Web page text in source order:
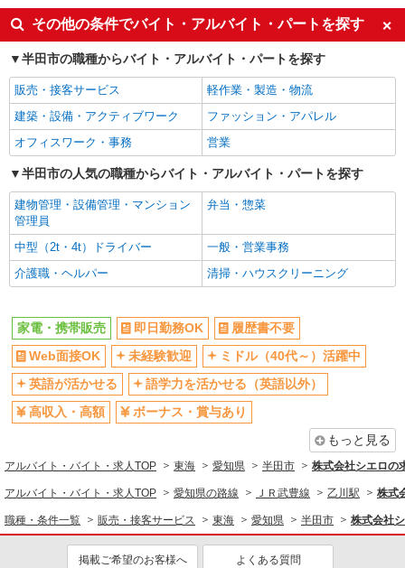
英語が活かせる
ボーナス・賞与あり
日払い
車通勤OK
交通費支給
社会保険あり
社員登用あり
その他の条件でバイト・アルバイト・パートを探す
半田市の職種からバイト・アルバイト・パートを探す
販売・接客サービス
軽作業・製造・物流
建築・設備・アクティブワーク
ファッション・アパレル
オフィスワーク・事務
営業
半田市の人気の職種からバイト・アルバイト・パートを探す
建物管理・設備管理・マンション
管理員
弁当・惣菜
中型（2t・4t）ドライバー
一般・営業事務
介護職・ヘルパー
清掃・ハウスクリーニング
家電・携帯販売 即日勤務OK
履歴書不要
Web面接OK
未経験歓迎
ミドル（40代～）活躍中
英語が活かせる
語学力を活かせる（英語以外）
高収入・高額
ボーナス・賞与あり
もっと見る
アルバイト・バイト・求人TOP 東海 愛知県 半田市 株式会社シエロの
アルバイト・バイト・求人TOP 愛知県の路線 ＪＲ武豊線 乙川駅 株式
職種・条件一覧 販売・接客サービス 東海 愛知県 半田市 株式会社
掲載ご希望のお客様へ よくある質問